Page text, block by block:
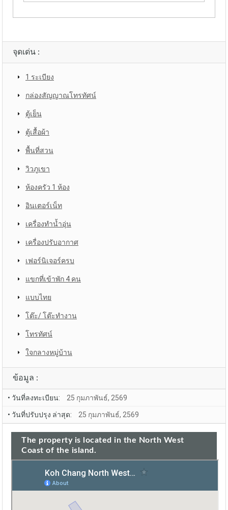
จุดเด่น :
1 ระเบียง
กล่องสัญญาณโทรทัศน์
ตู้เย็น
ตู้เสื้อผ้า
พื้นที่สวน
วิวภูเขา
ห้องครัว 1 ห้อง
อินเตอร์เน็ท
เครื่องทำน้ำอุ่น
เครื่องปรับอากาศ
เฟอร์นิเจอร์ครบ
แขกที่เข้าพัก 4 คน
แบบไทย
โต๊ะ/ โต๊ะทำงาน
โทรทัศน์
ใจกลางหมู่บ้าน
ข้อมูล :
• วันที่ลงทะเบียน: 25 กุมภาพันธ์, 2569
• วันที่ปรับปรุง ล่าสุด: 25 กุมภาพันธ์, 2569
The property is located in the North West
Coast of the island.